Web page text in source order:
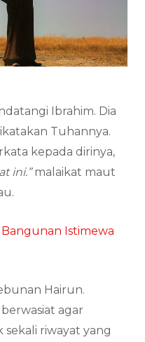
Ibrahim. Dia
Tuhannya.
kepada dirinya,
ini.”malaikat maut
Bangunan Istimewa
Hairun.
agar
sekali riwayat yang